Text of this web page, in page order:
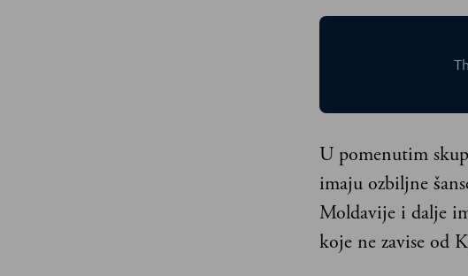
U pomenutim
imaju ozbiljne
Moldavije i dalje
koje ne zavise od